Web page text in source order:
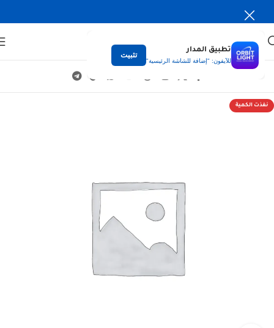
تطبيق المدار
للآيفون: "إضافة للشاشة الرئيسية"
تثبيت
نفذت الكمية